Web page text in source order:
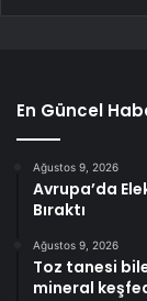
En Güncel
Ağustos 9, 2026
Avrupa’da
Bıraktı
Ağustos 9, 2026
Toz tanesi
mineral